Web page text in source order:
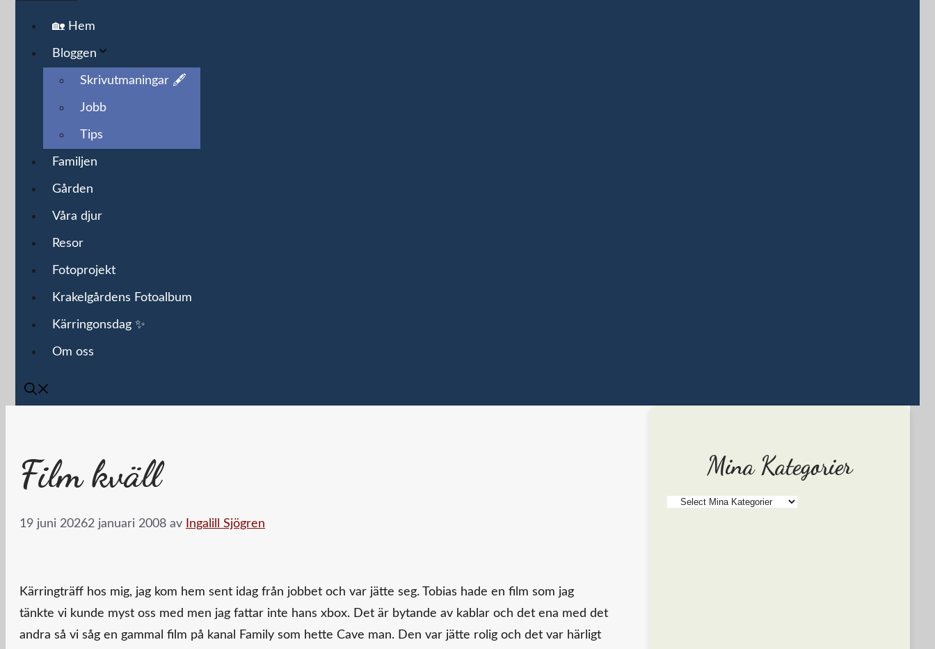
🏡 Hem
Bloggen
Skrivutmaningar 🖋️
Jobb
Tips
Familjen
Gården
Våra djur
Resor
Fotoprojekt
Krakelgårdens Fotoalbum
Kärringonsdag ✨
Om oss
Film kväll
19 juni 20262 januari 2008 av Ingalill Sjögren
Kärringträff hos mig, jag kom hem sent idag från jobbet och var jätte seg. Tobias hade en film som jag
tänkte vi kunde myst oss med men jag fattar inte hans xbox. Det är bytande av kablar och det ena med det
andra så vi såg en gammal film på kanal Family som hette Cave man. Den var jätte rolig och det var härligt
Mina Kategorier